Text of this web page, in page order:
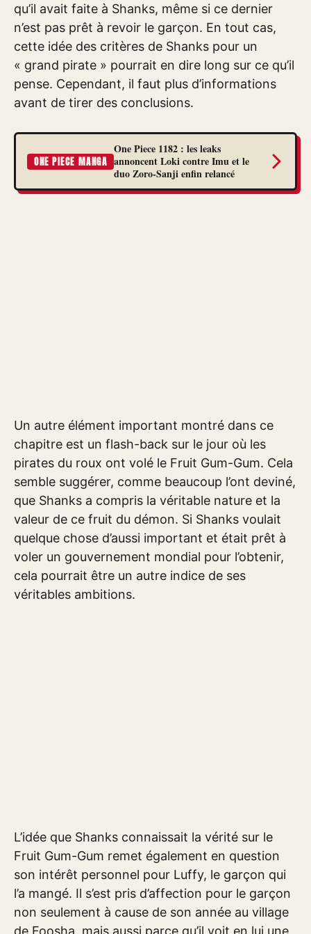
qu’il avait faite à Shanks, même si ce dernier
n’est pas prêt à revoir le garçon. En tout cas,
cette idée des critères de Shanks pour un
« grand pirate » pourrait en dire long sur ce qu’il
pense. Cependant, il faut plus d’informations
avant de tirer des conclusions.
ONE PIECE MANGA
One Piece 1182 : les leaks
annoncent Loki contre Imu et le
duo Zoro-Sanji enfin relancé
Un autre élément important montré dans ce
chapitre est un flash-back sur le jour où les
pirates du roux ont volé le Fruit Gum-Gum. Cela
semble suggérer, comme beaucoup l’ont deviné,
que Shanks a compris la véritable nature et la
valeur de ce fruit du démon. Si Shanks voulait
quelque chose d’aussi important et était prêt à
voler un gouvernement mondial pour l’obtenir,
cela pourrait être un autre indice de ses
véritables ambitions.
L’idée que Shanks connaissait la vérité sur le
Fruit Gum-Gum remet également en question
son intérêt personnel pour Luffy, le garçon qui
l’a mangé. Il s’est pris d’affection pour le garçon
non seulement à cause de son année au village
de Foosha, mais aussi parce qu’il voit en lui une